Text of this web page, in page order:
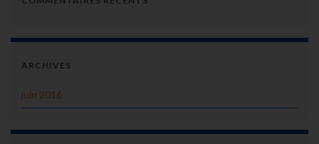
ARCHIVES
juin 2016